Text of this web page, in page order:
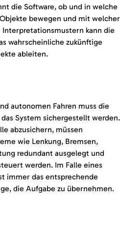
die Software, ob und in welche
bewegen und mit welcher
kann die
wahrscheinliche zukünftige
ableiten.
autonomen Fahren muss die
System sichergestellt werden.
abzusichern, müssen
wie Lenkung, Bremsen,
redundant ausgelegt und
werden. Im Falle eines
immer das entsprechende
die Aufgabe zu übernehmen.